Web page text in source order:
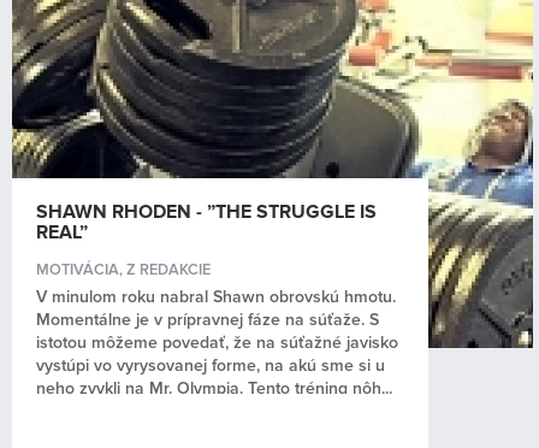
SHAWN RHODEN - ”THE STRUGGLE IS
REAL”
MOTIVÁCIA,Z REDAKCIE
V minulom roku nabral Shawn obrovskú hmotu.
Momentálne je v prípravnej fáze na súťaže. S
istotou môžeme povedať, že na súťažné javisko
vystúpi vo vyrysovanej forme, na akú sme si u
neho zvykli na Mr. Olympia. Tento tréning nôh...